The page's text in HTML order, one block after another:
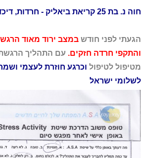
חוה נ. בת 25 קריאת ביאליק - חרדות, דיכדוך וחנק.
הגעתי לפני חודשבמצב ירוד מאוד
והתקפי חרדה חזקים. עם התהליך
מטיפול לטיפול וכרגע חוזרת לעצמי
לשלומי ישראל